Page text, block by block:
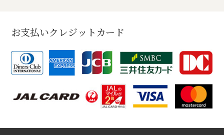
お支払いクレジットカード